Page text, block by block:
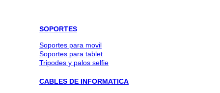
SOPORTES
Soportes para movil
Soportes para tablet
Tripodes y palos selfie
CABLES DE INFORMATICA